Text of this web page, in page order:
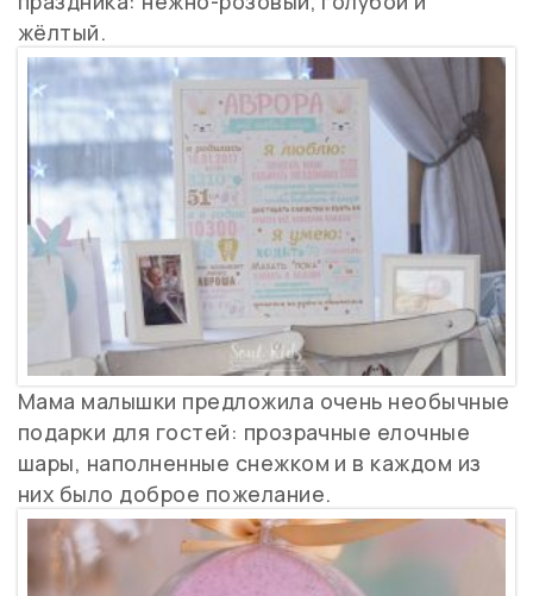
жёлтый.
Мама малышки предложила очень необычные
подарки для гостей: прозрачные елочные
шары, наполненные снежком и в каждом из
них было доброе пожелание.